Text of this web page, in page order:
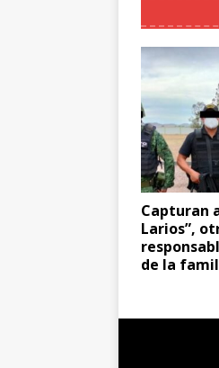
Capturan
Larios”,
de la